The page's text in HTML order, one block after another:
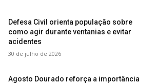
Defesa Civil orienta população sobre
como agir durante ventanias e evitar
acidentes
30 de julho de 2026
Agosto Dourado reforça a importância